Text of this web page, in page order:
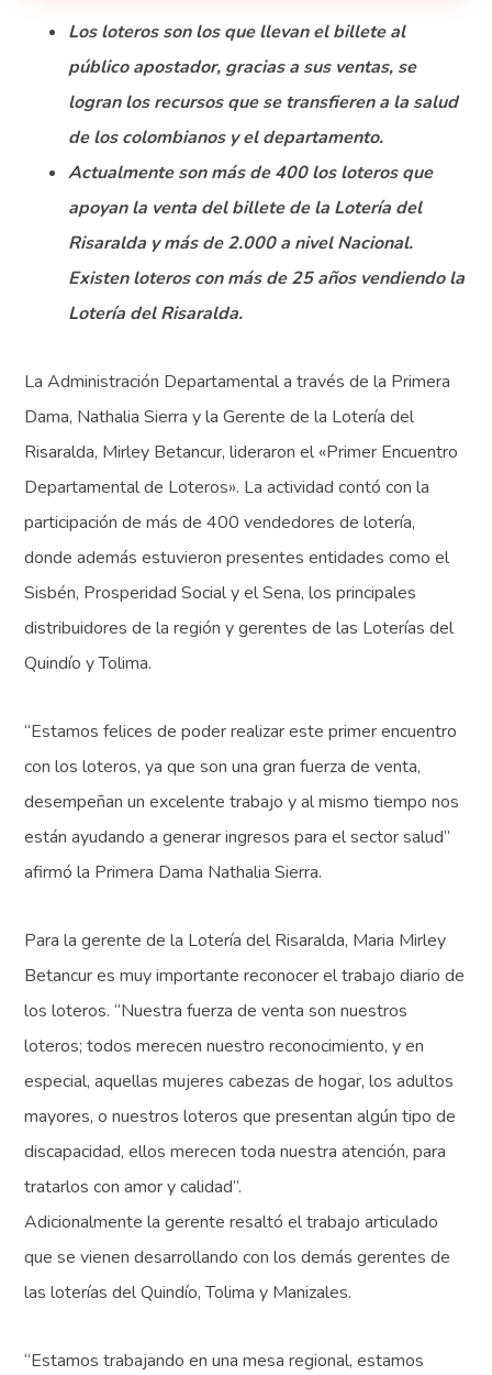
Los loteros son los que llevan el billete al
público apostador, gracias a sus ventas, se
logran los recursos que se transfieren a la salud
de los colombianos y el departamento.
Actualmente son más de 400 los loteros que
apoyan la venta del billete de la Lotería del
Risaralda y más de 2.000 a nivel Nacional.
Existen loteros con más de 25 años vendiendo la
Lotería del Risaralda.
La Administración Departamental a través de la Primera
Dama, Nathalia Sierra y la Gerente de la Lotería del
Risaralda, Mirley Betancur, lideraron el «Primer Encuentro
Departamental de Loteros». La actividad contó con la
participación de más de 400 vendedores de lotería,
donde además estuvieron presentes entidades como el
Sisbén, Prosperidad Social y el Sena, los principales
distribuidores de la región y gerentes de las Loterías del
Quindío y Tolima.
“Estamos felices de poder realizar este primer encuentro
con los loteros, ya que son una gran fuerza de venta,
desempeñan un excelente trabajo y al mismo tiempo nos
están ayudando a generar ingresos para el sector salud”
afirmó la Primera Dama Nathalia Sierra.
Para la gerente de la Lotería del Risaralda, Maria Mirley
Betancur es muy importante reconocer el trabajo diario de
los loteros. “Nuestra fuerza de venta son nuestros
loteros; todos merecen nuestro reconocimiento, y en
especial, aquellas mujeres cabezas de hogar, los adultos
mayores, o nuestros loteros que presentan algún tipo de
discapacidad, ellos merecen toda nuestra atención, para
tratarlos con amor y calidad”.
Adicionalmente la gerente resaltó el trabajo articulado
que se vienen desarrollando con los demás gerentes de
las loterías del Quindío, Tolima y Manizales.
“Estamos trabajando en una mesa regional, estamos